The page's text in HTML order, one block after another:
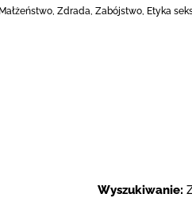
Zdrada, Zabójstwo, Etyka
Wyszukiwanie: